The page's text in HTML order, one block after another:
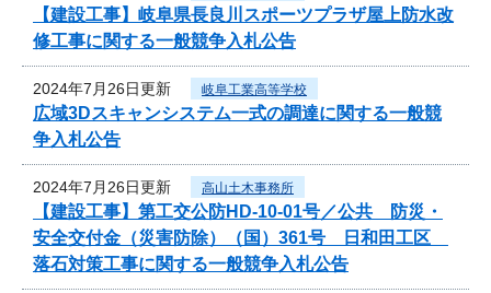
【建設工事】岐阜県長良川スポーツプラザ屋上防水改
修工事に関する一般競争入札公告
2024年7月26日更新 岐阜工業高等学校
広域3Dスキャンシステム一式の調達に関する一般競
争入札公告
2024年7月26日更新 高山土木事務所
【建設工事】第工交公防HD-10-01号／公共 防災・
安全交付金（災害防除）（国）361号 日和田工区
落石対策工事に関する一般競争入札公告